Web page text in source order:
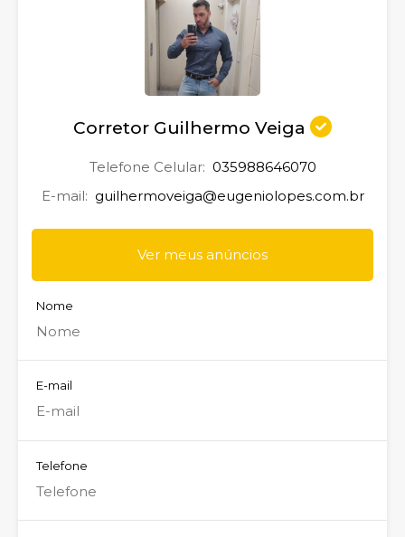
Corretor Guilhermo Veiga
Telefone Celular: 035988646070
E-mail: guilhermoveiga@eugeniolopes.com.br
Ver meus anúncios
Nome
E-mail
Telefone